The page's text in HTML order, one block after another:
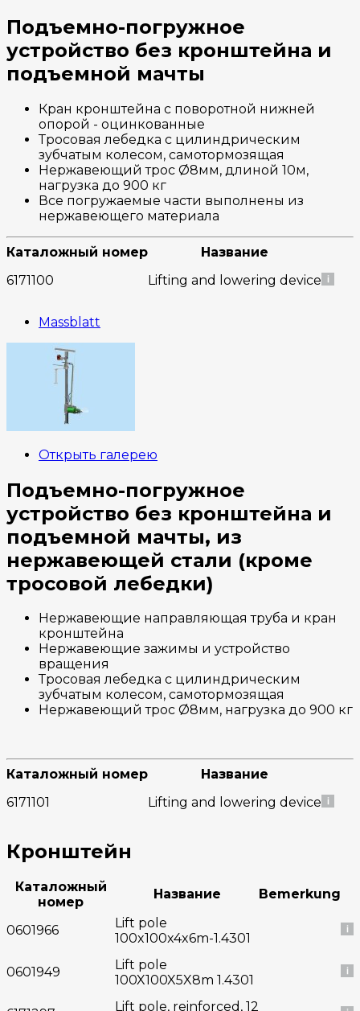
Подъемно-погружное
устройство без кронштейна и
подъемной мачты
Кран кронштейна с поворотной нижней
опорой - оцинкованные
Тросовая лебедка с цилиндрическим
зубчатым колесом, самотормозящая
Нержавеющий трос Ø8мм, длиной 10м,
нагрузка до 900 кг
Все погружаемые части выполнены из
нержавеющего материала
Каталожный номер
Название
6171100
Lifting and lowering device
Massblatt
Открыть галерею
Подъемно-погружное
устройство без кронштейна и
подъемной мачты, из
нержавеющей стали (кроме
тросовой лебедки)
Нержавеющие направляющая труба и кран
кронштейна
Нержавеющие зажимы и устройство
вращения
Тросовая лебедка с цилиндрическим
зубчатым колесом, самотормозящая
Нержавеющий трос Ø8мм, нагрузка до 900 кг
Каталожный номер
Название
6171101
Lifting and lowering device
Кронштейн
Каталожный
номер
Название Bemerkung
0601966
Lift pole
100x100x4x6m-1.4301
0601949
Lift pole
100X100X5X8m 1.4301
Lift pole, reinforced, 12